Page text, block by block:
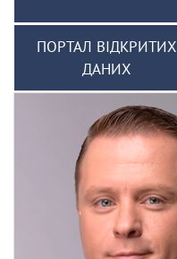
ПОРТАЛ ВІДКРИТИХ
ДАНИХ